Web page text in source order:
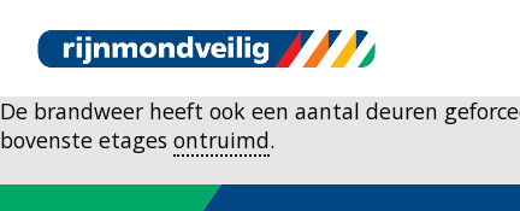
De brandweer heeft ook een aantal deuren
bovenste etages ontruimd.